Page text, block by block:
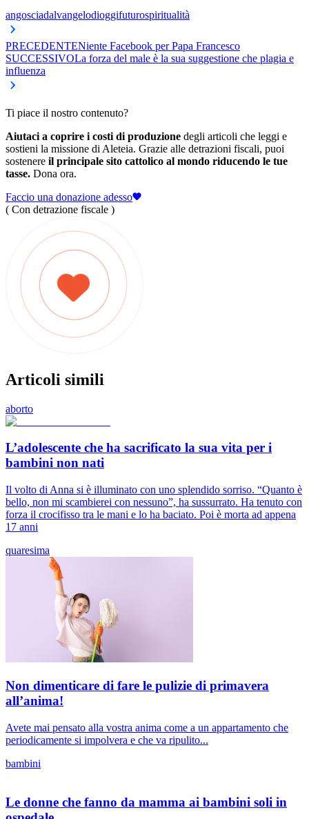
angosciadalvangelodioggifuturospiritualità
PRECEDENTENiente Facebook per Papa Francesco
SUCCESSIVOLa forza del male è la sua suggestione che plagia e
influenza
Ti piace il nostro contenuto?
Aiutaci a coprire i costi di produzione degli articoli che leggi e
sostieni la missione di Aleteia. Grazie alle detrazioni fiscali, puoi
sostenere il principale sito cattolico al mondo riducendo le tue
tasse. Dona ora.
Faccio una donazione adesso
( Con detrazione fiscale )
Articoli simili
aborto
L’adolescente che ha sacrificato la sua vita per i
bambini non nati
Il volto di Anna si è illuminato con uno splendido sorriso. “Quanto è
bello, non mi scambierei con nessuno”, ha sussurrato. Ha tenuto con
forza il crocifisso tra le mani e lo ha baciato. Poi è morta ad appena
17 anni
quaresima
Non dimenticare di fare le pulizie di primavera
all’anima!
Avete mai pensato alla vostra anima come a un appartamento che
periodicamente si impolvera e che va ripulito...
bambini
Le donne che fanno da mamma ai bambini soli in